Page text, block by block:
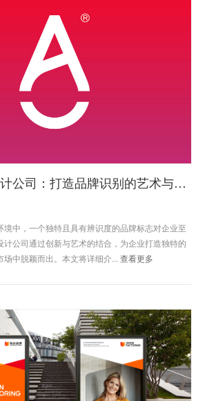
河南专业标志设计公司：打造品牌识别的艺术与创新
境中，一个独特且具有辨识度的品牌标志对企业至
计公司通过创新与艺术的结合，为企业打造独特的
场中脱颖而出。本文将详细介...查看更多